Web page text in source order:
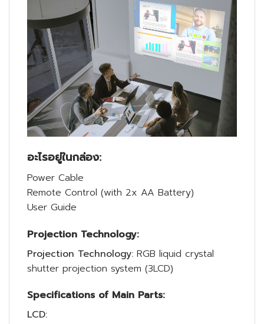
อะไรอยู่ในกล่อง:
Power Cable
Remote Control (with 2x AA Battery)
User Guide
Projection Technology:
Projection Technology: RGB liquid crystal
shutter projection system (3LCD)
Specifications of Main Parts:
LCD: